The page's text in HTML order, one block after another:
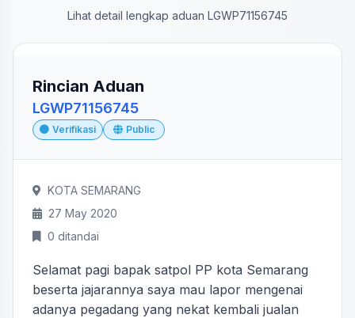
Lihat detail lengkap aduan LGWP71156745
Rincian Aduan
LGWP71156745
Verifikasi Public
KOTA SEMARANG
27 May 2020
0 ditandai
Selamat pagi bapak satpol PP kota Semarang
beserta jajarannya saya mau lapor mengenai
adanya pegadang yang nekat kembali jualan